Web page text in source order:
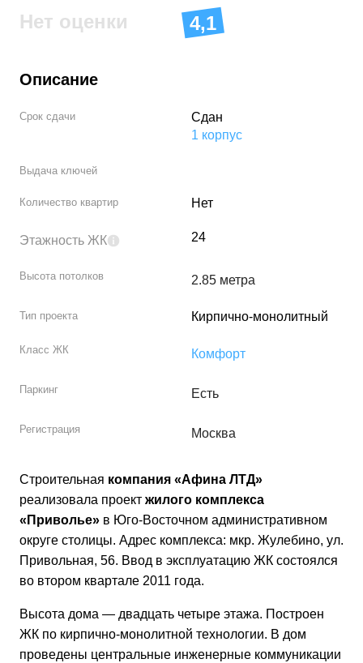
Нет оценки 4,1
Описание
Срок сдачи
Сдан
1 корпус
Выдача ключей
Количество квартир Нет
Этажность ЖК 24
Высота потолков 2.85 метра
Тип проекта Кирпично-монолитный
Класс ЖК Комфорт
Паркинг Есть
Регистрация Москва
Строительная компания «Афина ЛТД»
реализовала проект жилого комплекса
«Приволье» в Юго-Восточном административном
округе столицы. Адрес комплекса: мкр. Жулебино, ул.
Привольная, 56. Ввод в эксплуатацию ЖК состоялся
во втором квартале 2011 года.
Высота дома — двадцать четыре этажа. Построен
ЖК по кирпично-монолитной технологии. В дом
проведены центральные инженерные коммуникации